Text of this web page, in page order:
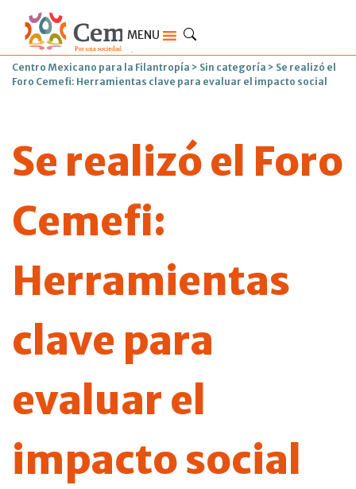
MENU
Centro Mexicano para la Filantropía > Sin categoría > Se realizó el
Foro Cemefi: Herramientas clave para evaluar el impacto social
Se realizó el Foro
Cemefi:
Herramientas
clave para
evaluar el
impacto social